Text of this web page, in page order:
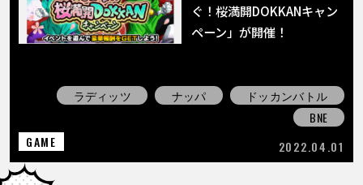
ぐ！桜満開DOKKANキャン
ペーン」が開催！
ラディッツ ナッパ
ドッカンバトル
BNE
GAME
2022.04.01